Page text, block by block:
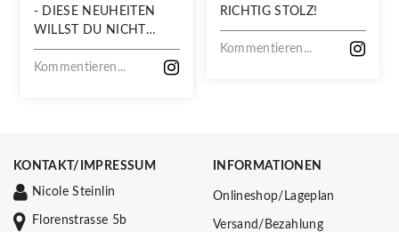
- DIESE NEUHEITEN
WILLST DU NICHT
VERPASSEN!
Kommentieren...
RICHTIG STOLZ!
Kommentieren...
KONTAKT/IMPRESSUM
Nicole Steinlin
Florenstrasse 5b
INFORMATIONEN
Onlineshop/Lageplan
Versand/Bezahlung